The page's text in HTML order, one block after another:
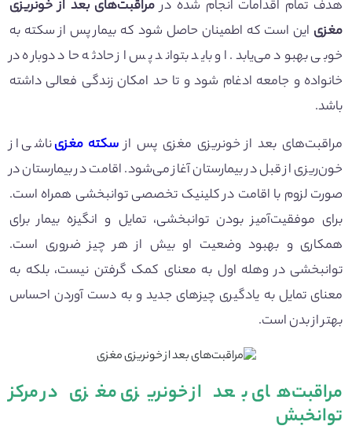
هدف تمام اقدامات انجام شده درمراقبت‌های بعد از خونریزی
مغزی این است که اطمینان حاصل شود که بیمار پس از سکته به
خوبی بهبود می‌یابد. او باید بتواند پس از حادثه حاد دوباره در
خانواده و جامعه ادغام شود و تا حد امکان زندگی فعالی داشته
باشد.
مراقبت‌های بعد از خونریزی مغزی پس ازسکته مغزیناشی از
خون‌ریزی از قبل در بیمارستان آغاز می‌شود. اقامت در بیمارستان در
صورت لزوم با اقامت در کلینیک تخصصی توانبخشی همراه است.
برای موفقیت‌آمیز بودن توانبخشی، تمایل و انگیزه بیمار برای
همکاری و بهبود وضعیت او بیش از هر چیز ضروری است.
توانبخشی در وهله اول به معنای کمک گرفتن نیست، بلکه به
معنای تمایل به یادگیری چیز‌های جدید و به دست آوردن احساس
بهتر از بدن است.
مراقبت‌های بعد از خونریزی مغزی در مرکز
توانخبش